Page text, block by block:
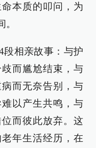
本质的叩问，为
段相亲故事：与护
而尴尬结束，与
而无奈告别，与
以产生共鸣，与
而彼此放弃。这
年生活经历，在